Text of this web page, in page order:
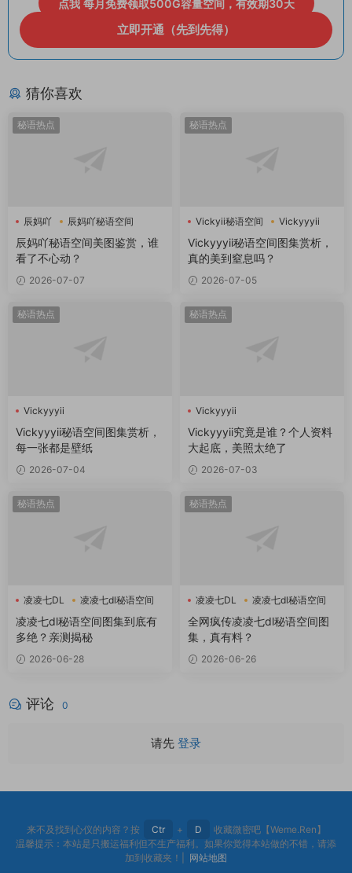
点我 每月免费领取500G容量空间，有效期30天
立即开通（先到先得）
猜你喜欢
秘语热点
辰妈吖 辰妈吖秘语空间
辰妈吖秘语空间美图鉴赏，谁
看了不心动？
2026-07-07
秘语热点
Vickyii秘语空间 Vickyyyii
Vickyyyii秘语空间图集赏析，
真的美到窒息吗？
2026-07-05
秘语热点
Vickyyyii
Vickyyyii秘语空间图集赏析，
每一张都是壁纸
2026-07-04
秘语热点
Vickyyyii
Vickyyyii究竟是谁？个人资料
大起底，美照太绝了
2026-07-03
秘语热点
凌凌七DL 凌凌七dl秘语空间
凌凌七dl秘语空间图集到底有
多绝？亲测揭秘
2026-06-28
秘语热点
凌凌七DL 凌凌七dl秘语空间
全网疯传凌凌七dl秘语空间图
集，真有料？
2026-06-26
评论 0
请先 登录
来不及找到心仪的内容？按 Ctr + D
收藏微密吧【Weme.Ren】
温馨提示：本站是只搬运福利但不生产福利。如果你觉得本站做的不错，请添
加到收藏夹！| 网站地图